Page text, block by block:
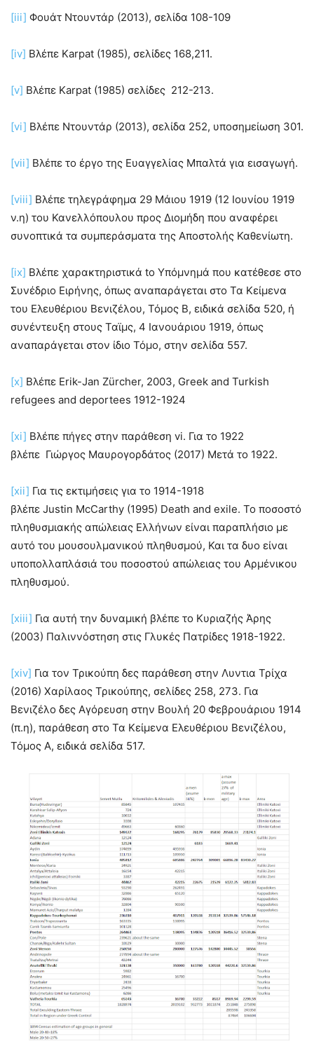
[iii] Φουάτ Ντουντάρ (2013), σελίδα 108-109
[iv] Βλέπε Karpat (1985), σελίδες 168,211.
[v] Βλέπε Karpat (1985) σελίδες 212-213.
[vi] Βλέπε Ντουντάρ (2013), σελίδα 252, υποσημείωση 301.
[vii] Βλέπε το έργο της Ευαγγελίας Μπαλτά για εισαγωγή.
[viii] Βλέπε τηλεγράφημα 29 Μάιου 1919 (12 Ιουνίου 1919
ν.η) του Κανελλόπουλου προς Διομήδη που αναφέρει
συνοπτικά τα συμπεράσματα της Αποστολής Καθενίωτη.
[ix] Βλέπε χαρακτηριστικά to Υπόμνημά που κατέθεσε στο
Συνέδριο Ειρήνης, όπως αναπαράγεται στο Τα Κείμενα
του Ελευθέριου Βενιζέλου, Τόμος Β, ειδικά σελίδα 520, ή
συνέντευξη στους Ταϊμς, 4 Ιανουάριου 1919, όπως
αναπαράγεται στον ίδιο Τόμο, στην σελίδα 557.
[x] Βλέπε Erik-Jan Zürcher, 2003, Greek and Turkish
refugees and deportees 1912-1924
[xi] Βλέπε πήγες στην παράθεση vi. Για το 1922
βλέπε Γιώργος Μαυρογορδάτος (2017) Μετά το 1922.
[xii] Για τις εκτιμήσεις για το 1914-1918
βλέπε Justin McCarthy (1995) Death and exile. Το ποσοστό
πληθυσμιακής απώλειας Ελλήνων είναι παραπλήσιο με
αυτό του μουσουλμανικού πληθυσμού, Και τα δυο είναι
υποπολλαπλάσιά του ποσοστού απώλειας του Αρμένικου
πληθυσμού.
[xiii] Για αυτή την δυναμική βλέπε το Κυριαζής Άρης
(2003) Παλιννόστηση στις Γλυκές Πατρίδες 1918-1922.
[xiv] Για τον Τρικούπη δες παράθεση στην Λυντια Τρίχα
(2016) Χαρίλαος Τρικούπης, σελίδες 258, 273. Για
Βενιζέλο δες Αγόρευση στην Βουλή 20 Φεβρουάριου 1914
(π.η), παράθεση στο Τα Κείμενα Ελευθέριου Βενιζέλου,
Τόμος Α, ειδικά σελίδα 517.